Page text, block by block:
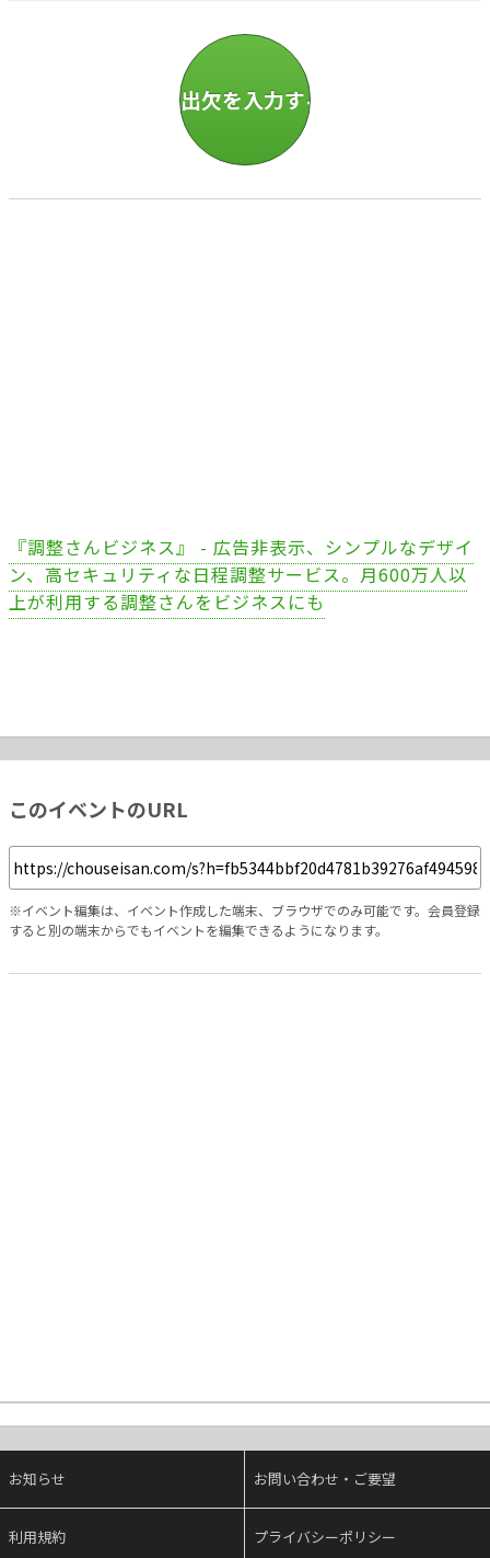
『調整さんビジネス』 - 広告非表示、シンプルなデザイ
ン、高セキュリティな日程調整サービス。月600万人以
上が利用する調整さんをビジネスにも
このイベントのURL
※イベント編集は、イベント作成した端末、ブラウザでのみ可能です。会員登録
すると別の端末からでもイベントを編集できるようになります。
お知らせ お問い合わせ・ご要望
利用規約 プライバシーポリシー